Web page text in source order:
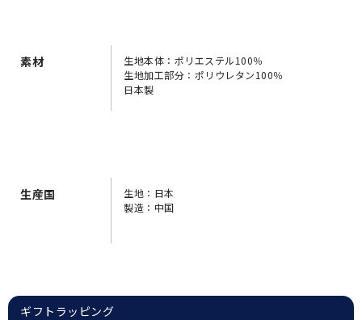
素材
生地本体：ポリエステル100％
生地加工部分：ポリウレタン100％
日本製
生産国
生地：日本
製造：中国
ギフトラッピング